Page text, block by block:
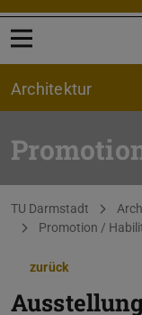
Menü öffnen
Architektur
Sie befinden sich
TU Darmstadt
Promotion /
zurück